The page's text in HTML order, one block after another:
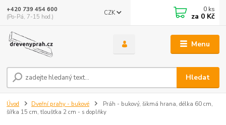
Menu
CZK
Hledat
+420 739 454 600
(Po-Pá, 7-15 hod.)
0 ks
za 0 Kč
Úvod Dveřní prahy - bukové
Práh - bukový, šikmá hrana, délka 60 cm,
šířka 15 cm, tloušťka 2 cm - s doplňky